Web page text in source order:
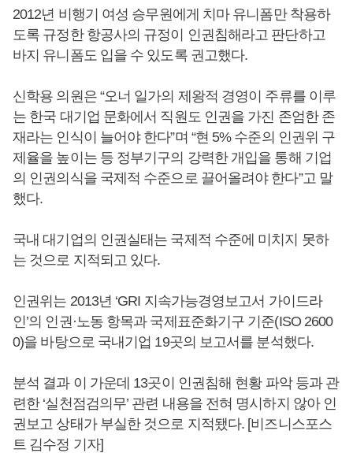
2012년 비행기 여성 승무원에게 치마 유니폼만 착용하
도록 규정한 항공사의 규정이 인권침해라고 판단하고
바지 유니폼도 입을 수 있도록 권고했다.
신학용 의원은 “오너 일가의 제왕적 경영이 주류를 이루
는 한국 대기업 문화에서 직원도 인권을 가진 존엄한 존
재라는 인식이 늘어야 한다”며 “현 5% 수준의 인권위 구
제율을 높이는 등 정부기구의 강력한 개입을 통해 기업
의 인권의식을 국제적 수준으로 끌어올려야 한다”고 말
했다.
국내 대기업의 인권실태는 국제적 수준에 미치지 못하
는 것으로 지적되고 있다.
인권위는 2013년 ‘GRI 지속가능경영보고서 가이드라
인’의 인권·노동 항목과 국제표준화기구 기준(ISO 2600
0)을 바탕으로 국내기업 19곳의 보고서를 분석했다.
분석 결과 이 가운데 13곳이 인권침해 현황 파악 등과 관
련한 ‘실천점검의무’ 관련 내용을 전혀 명시하지 않아 인
권보고 상태가 부실한 것으로 지적됐다. [비즈니스포스
트 김수정 기자]